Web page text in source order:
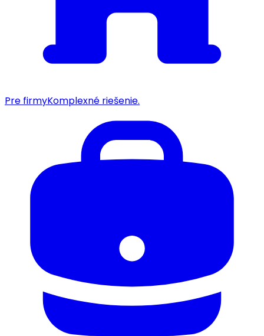
Pre firmyKomplexné riešenie.